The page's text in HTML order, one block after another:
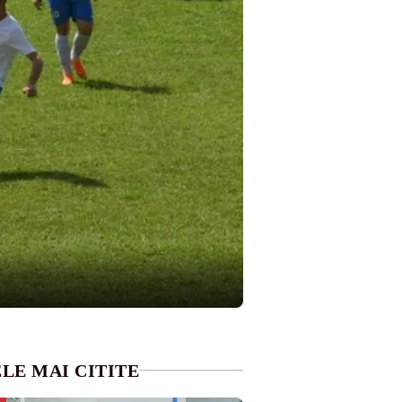
MAI CITITE